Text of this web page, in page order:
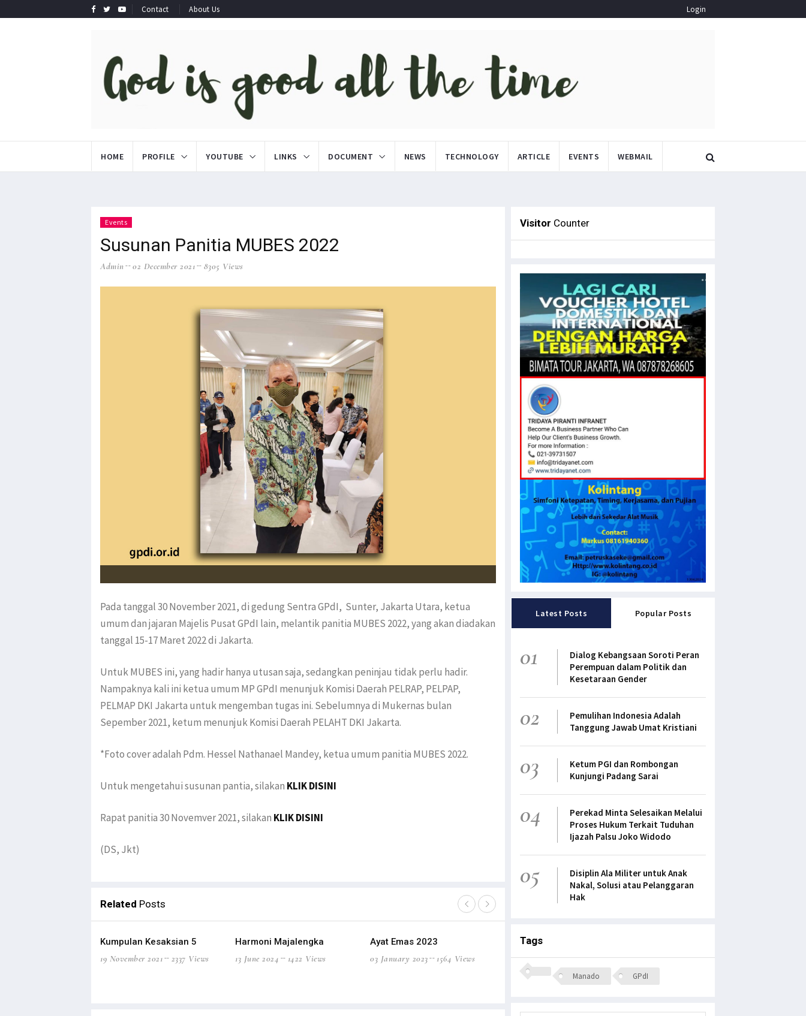
Contact About Us Login
HOME PROFILE YOUTUBE LINKS DOCUMENT NEWS TECHNOLOGY ARTICLE EVENTS WEBMAIL
Events
Susunan Panitia MUBES 2022
Admin 02 December 2021 8305 Views
Pada tanggal 30 November 2021, di gedung Sentra GPdI, Sunter, Jakarta Utara, ketua
umum dan jajaran Majelis Pusat GPdI lain, melantik panitia MUBES 2022, yang akan diadakan
tanggal 15-17 Maret 2022 di Jakarta.
Untuk MUBES ini, yang hadir hanya utusan saja, sedangkan peninjau tidak perlu hadir.
Nampaknya kali ini ketua umum MP GPdI menunjuk Komisi Daerah PELRAP, PELPAP,
PELMAP DKI Jakarta untuk mengemban tugas ini. Sebelumnya di Mukernas bulan
Sepember 2021, ketum menunjuk Komisi Daerah PELAHT DKI Jakarta.
*Foto cover adalah Pdm. Hessel Nathanael Mandey, ketua umum panitia MUBES 2022.
Untuk mengetahui susunan pantia, silakan KLIK DISINI
Rapat panitia 30 Novemver 2021, silakan KLIK DISINI
(DS, Jkt)
Related Posts
Kumpulan Kesaksian 5
19 November 2021
2337 Views
Harmoni Majalengka
13 June 2024
1422 Views
Ayat Emas 2023
03 January 2023
1564 Views
Sambutan Natal 2022
03 January 2023
25 December 2020
Visitor Counter
Latest Posts Popular Posts
01
Dialog Kebangsaan Soroti Peran
Perempuan dalam Politik dan
Kesetaraan Gender
02
Pemulihan Indonesia Adalah
Tanggung Jawab Umat Kristiani
03
Ketum PGI dan Rombongan
Kunjungi Padang Sarai
04
Perekad Minta Selesaikan Melalui
Proses Hukum Terkait Tuduhan
Ijazah Palsu Joko Widodo
05
Disiplin Ala Militer untuk Anak
Nakal, Solusi atau Pelanggaran
Hak
Tags
Manado GPdI